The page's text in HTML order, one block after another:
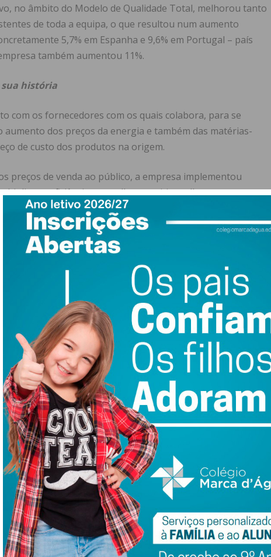
no âmbito do Modelo de Qualidade Total, melhorou tanto
de toda a equipa, o que resultou num aumento
5,7% em Espanha e 9,6% em Portugal – país
também aumentou 11%.
sua história
com os fornecedores com os quais colabora, para se
dos preços da energia e também das matérias-
de custo dos produtos na origem.
preços de venda ao público, a empresa implementou
a eficiência, o que lhe permitiu melhorar a
uma vez mais, a gestão da empresa. Exemplos disso são
que representou um investimento de 5 milhões de euros, e
a cada produto, em cada um dos seus processos,
do Modelo de Organização de Lojas para, de forma
as pessoas necessárias para cada tarefa, o que implica
a vida profissional e pessoal dos colaboradores de loja.
mental dos 99.000 colaboradores e 3.000 fornecedores
aos seus clientes um sortido eficaz e de qualidade efetiva,
do seu PVP ter sido de aproximadamente 10% em 2022. De
travar o impacto dos preços de custo na cesta de compras
sua confiança na Mercadona, a empresa, através da
poupar mais de 375 milhões de euros no seu conjunto.
em 0,6 pontos, o que faz com que a rentabilidade da
0,025€, comparativamente com os 0,027€ de 2021.
em 2023
alcançando as 39 no país, a Mercadona atingiu um volume
com 93 milhões de euros em impostos através da
em Vila Nova de Gaia.
colaboradores e um investimento de 140 milhões de